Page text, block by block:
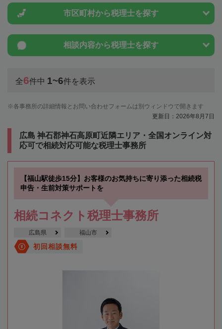
市区町村から税理士を探す
相談内容から税理士を探す
全6件中 1~6件を表示
各事務所の詳細情報とお問い合わせフォームは別ウィンドウで開きます
更新日：2026年8月7日
広島 神石郡神石高原町近隣エリア・全国オンライン対
応可で相続対応可能な税理士事務所
【福山駅徒歩15分】お客様のお気持ちに寄り添った相続税
申告・生前対策サポートを
相続コネクト税理士事務所
広島県 福山市
初回相談無料